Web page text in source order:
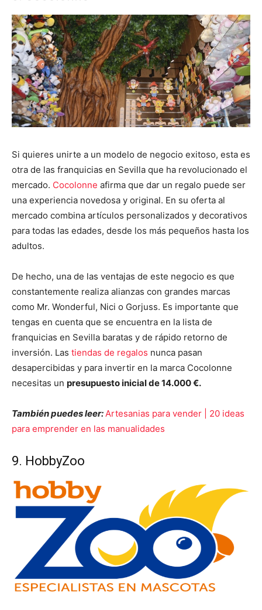
Si quieres unirte a un modelo de negocio exitoso, esta es
otra de las franquicias en Sevilla que ha revolucionado el
mercado. Cocolonne afirma que dar un regalo puede ser
una experiencia novedosa y original. En su oferta al
mercado combina artículos personalizados y decorativos
para todas las edades, desde los más pequeños hasta los
adultos.
De hecho, una de las ventajas de este negocio es que
constantemente realiza alianzas con grandes marcas
como Mr. Wonderful, Nici o Gorjuss. Es importante que
tengas en cuenta que se encuentra en la lista de
franquicias en Sevilla baratas y de rápido retorno de
inversión. Las tiendas de regalos nunca pasan
desapercibidas y para invertir en la marca Cocolonne
necesitas un presupuesto inicial de 14.000 €.
También puedes leer:Artesanias para vender | 20 ideas
para emprender en las manualidades
9. HobbyZoo